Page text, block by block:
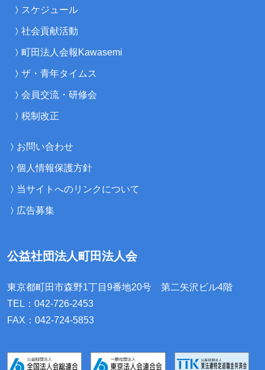
スケジュール
社会貢献活動
町田法人会報Kawasemi
ザ・青年タイムス
会員交流・研修会
税制改正
お問い合わせ
個人情報保護方針
当サイトへのリンクについて
広告募集
公益社団法人町田法人会
東京都町田市森野1丁目9番地20号 第二矢沢ビル4階
TEL：042-726-2453
FAX：042-724-5853